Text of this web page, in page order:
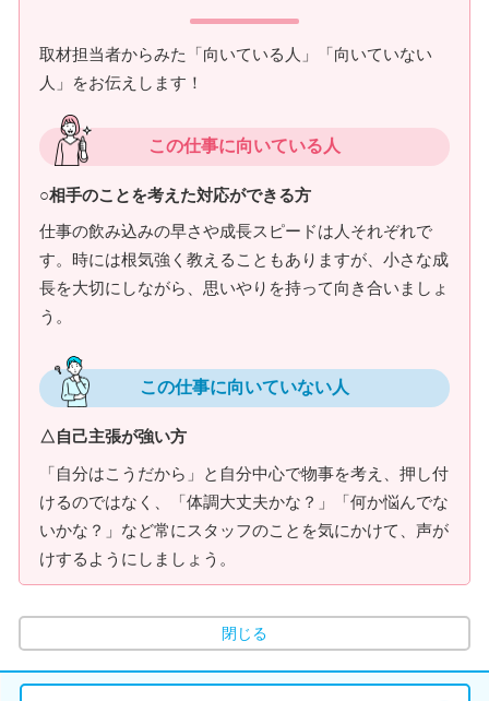
取材担当者からみた「向いている人」「向いていない
人」をお伝えします！
この仕事に向いている人
○相手のことを考えた対応ができる方
仕事の飲み込みの早さや成長スピードは人それぞれで
す。時には根気強く教えることもありますが、小さな成
長を大切にしながら、思いやりを持って向き合いましょ
う。
この仕事に向いていない人
△自己主張が強い方
「自分はこうだから」と自分中心で物事を考え、押し付
けるのではなく、「体調大丈夫かな？」「何か悩んでな
いかな？」など常にスタッフのことを気にかけて、声が
けするようにしましょう。
閉じる